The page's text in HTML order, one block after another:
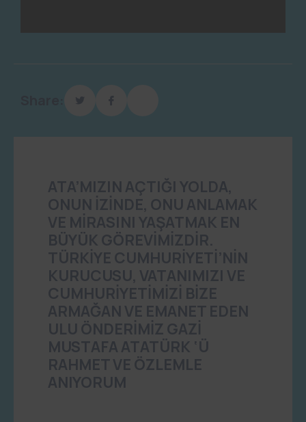
ATA’MIZIN AÇTIĞI YOLDA,
ONUN İZİNDE, ONU ANLAMAK
VE MİRASINI YAŞATMAK EN
BÜYÜK GÖREVİMİZDİR.
TÜRKİYE CUMHURİYETİ’NİN
KURUCUSU, VATANIMIZI VE
CUMHURİYETİMİZİ BİZE
ARMAĞAN VE EMANET EDEN
ULU ÖNDERİMİZ GAZİ
MUSTAFA ATATÜRK ‘Ü
RAHMET VE ÖZLEMLE
ANIYORUM